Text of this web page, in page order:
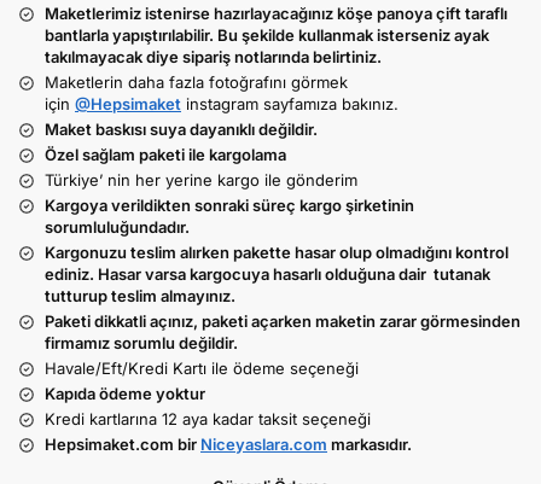
Maketlerimiz istenirse hazırlayacağınız köşe panoya çift taraflı
bantlarla yapıştırılabilir. Bu şekilde kullanmak isterseniz ayak
takılmayacak diye sipariş notlarında belirtiniz.
Maketlerin daha fazla fotoğrafını görmek
için @Hepsimaket instagram sayfamıza bakınız.
Maket baskısı suya dayanıklı değildir.
Özel sağlam paketi ile kargolama
Türkiye’ nin her yerine kargo ile gönderim
Kargoya verildikten sonraki süreç kargo şirketinin
sorumluluğundadır.
Kargonuzu teslim alırken pakette hasar olup olmadığını kontrol
ediniz. Hasar varsa kargocuya hasarlı olduğuna dair tutanak
tutturup teslim almayınız.
Paketi dikkatli açınız, paketi açarken maketin zarar görmesinden
firmamız sorumlu değildir.
Havale/Eft/Kredi Kartı ile ödeme seçeneği
Kapıda ödeme yoktur
Kredi kartlarına 12 aya kadar taksit seçeneği
Hepsimaket.com bir Niceyaslara.com markasıdır.